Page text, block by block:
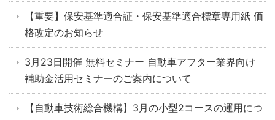
【重要】保安基準適合証・保安基準適合標章専用紙 価
格改定のお知らせ
3月23日開催 無料セミナー 自動車アフター業界向け
補助金活用セミナーのご案内について
【自動車技術総合機構】3月の小型2コースの運用につ